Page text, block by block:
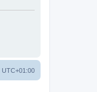
UTC+01:00